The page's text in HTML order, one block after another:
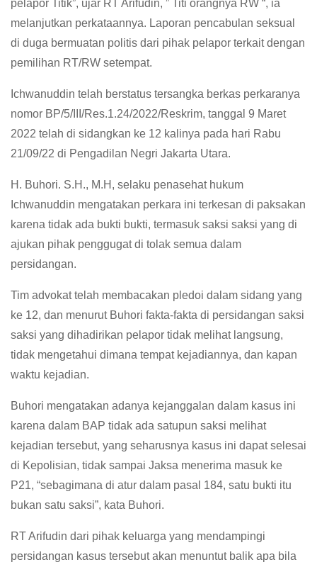
pelapor Titik”, ujar RT Arifudin, ” Titi orangnya RW “, ia
melanjutkan perkataannya. Laporan pencabulan seksual
di duga bermuatan politis dari pihak pelapor terkait dengan
pemilihan RT/RW setempat.
Ichwanuddin telah berstatus tersangka berkas perkaranya
nomor BP/5/III/Res.1.24/2022/Reskrim, tanggal 9 Maret
2022 telah di sidangkan ke 12 kalinya pada hari Rabu
21/09/22 di Pengadilan Negri Jakarta Utara.
H. Buhori. S.H., M.H, selaku penasehat hukum
Ichwanuddin mengatakan perkara ini terkesan di paksakan
karena tidak ada bukti bukti, termasuk saksi saksi yang di
ajukan pihak penggugat di tolak semua dalam
persidangan.
Tim advokat telah membacakan pledoi dalam sidang yang
ke 12, dan menurut Buhori fakta-fakta di persidangan saksi
saksi yang dihadirikan pelapor tidak melihat langsung,
tidak mengetahui dimana tempat kejadiannya, dan kapan
waktu kejadian.
Buhori mengatakan adanya kejanggalan dalam kasus ini
karena dalam BAP tidak ada satupun saksi melihat
kejadian tersebut, yang seharusnya kasus ini dapat selesai
di Kepolisian, tidak sampai Jaksa menerima masuk ke
P21, “sebagimana di atur dalam pasal 184, satu bukti itu
bukan satu saksi”, kata Buhori.
RT Arifudin dari pihak keluarga yang mendampingi
persidangan kasus tersebut akan menuntut balik apa bila